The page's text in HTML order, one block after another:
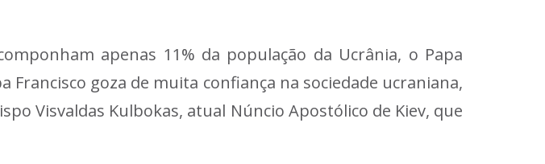
apenas 11% da população da Ucrânia, o Papa
Francisco goza de muita confiança na sociedade ucraniana,
Visvaldas Kulbokas, atual Núncio Apostólico de Kiev, que